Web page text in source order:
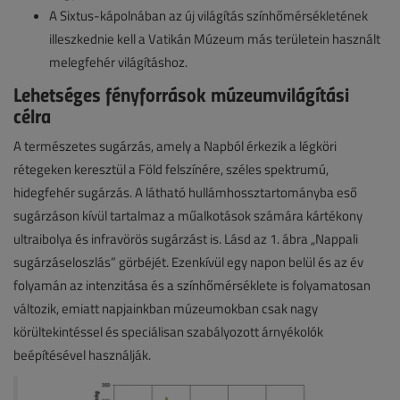
A Sixtus-kápolnában az új világítás színhőmérsékletének
illeszkednie kell a Vatikán Múzeum más területein használt
melegfehér világításhoz.
Lehetséges fényforrások múzeumvilágítási
célra
A természetes sugárzás, amely a Napból érkezik a légköri
rétegeken keresztül a Föld felszínére, széles spektrumú,
hidegfehér sugárzás. A látható hullámhossztartományba eső
sugárzáson kívül tartalmaz a műalkotások számára kártékony
ultraibolya és infravörös sugárzást is. Lásd az 1. ábra „Nappali
sugárzáseloszlás” görbéjét. Ezenkívül egy napon belül és az év
folyamán az intenzitása és a színhőmérséklete is folyamatosan
változik, emiatt napjainkban múzeumokban csak nagy
körültekintéssel és speciálisan szabályozott árnyékolók
beépítésével használják.